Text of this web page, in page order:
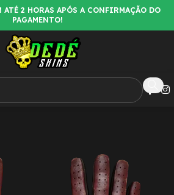
ATÉ 2 HORAS APÓS A CONFIRMAÇÃO DO
PAGAMENTO!